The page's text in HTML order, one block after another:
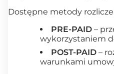
Dostępne metody
PRE-PAID –
wykorzystaniem
POST-PAID –
warunkami